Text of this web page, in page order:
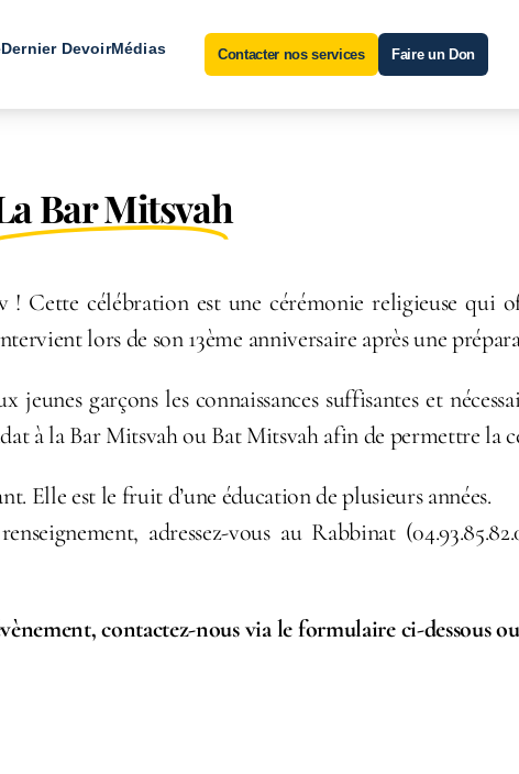
Dernier DevoirMédias Contacter nos services Faire un Don
Bar Mitsvah
Cette célébration est une cérémonie religieuse qui
lors de son 13ème anniversaire après une
garçons les connaissances suffisantes et
à la Bar Mitsvah ou Bat Mitsvah afin de permettre la
Elle est le fruit d’une éducation de plusieurs années.
adressez-vous au Rabbinat
contactez-nous via le formulaire ci-dessous